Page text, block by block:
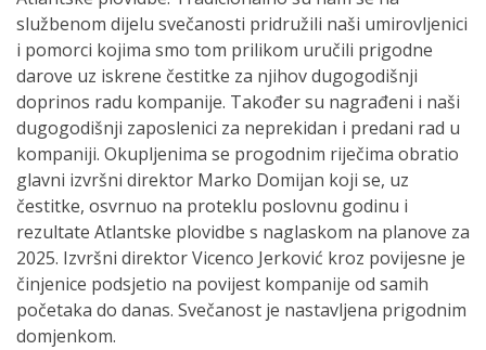
službenom dijelu svečanosti pridružili naši umirovljenici
i pomorci kojima smo tom prilikom uručili prigodne
darove uz iskrene čestitke za njihov dugogodišnji
doprinos radu kompanije. Također su nagrađeni i naši
dugogodišnji zaposlenici za neprekidan i predani rad u
kompaniji. Okupljenima se progodnim riječima obratio
glavni izvršni direktor Marko Domijan koji se, uz
čestitke, osvrnuo na proteklu poslovnu godinu i
rezultate Atlantske plovidbe s naglaskom na planove za
2025. Izvršni direktor Vicenco Jerković kroz povijesne je
činjenice podsjetio na povijest kompanije od samih
početaka do danas. Svečanost je nastavljena prigodnim
domjenkom.